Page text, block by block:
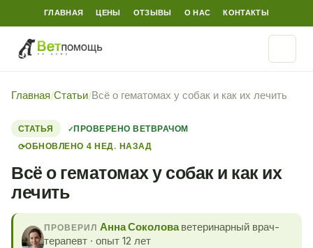
ГЛАВНАЯ ЦЕНЫ ОТЗЫВЫ О НАС КОНТАКТЫ
Главная/Статьи/Всё о гематомах у собак и как их лечить
СТАТЬЯ
ПРОВЕРЕНО ВЕТВРАЧОМ
⟳ОБНОВЛЕНО 4 НЕД. НАЗАД
Всё о гематомах у собак и как их
лечить
ПРОВЕРИЛ Анна Соколоваветеринарный врач-
терапевт · опыт 12 лет